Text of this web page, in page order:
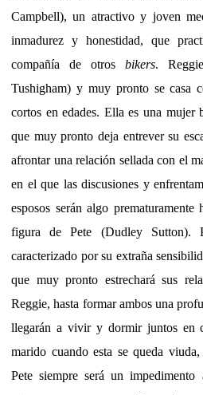
Campbell), un atractivo y joven
inmadurez y honestidad, que
compañía de otros bikers.
Tushigham) y muy pronto se casa
cortos en edades. Ella es una mujer
que muy pronto deja entrever su
afrontar una relación sellada con el
en el que las discusiones y
esposos serán algo prematuramente
figura de Pete (Dudley Sutton).
caracterizado por su extraña
que muy pronto estrechará sus
Reggie, hasta formar ambos una
llegarán a vivir y dormir juntos en
marido cuando esta se queda
Pete siempre será un